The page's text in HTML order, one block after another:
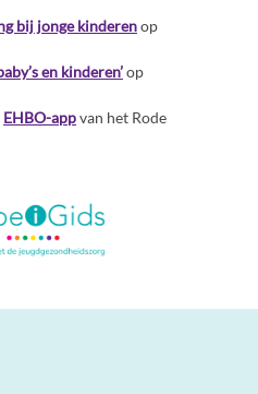
bij jonge kinderenop
en kinderen’op
EHBO-appvan het Rode